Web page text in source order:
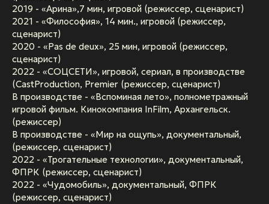
2019 - «Арина»,7 мин, игровой (режиссер, сценарист)
2021 - «Философия», 14 мин., игровой (режиссер,
сценарист)
2020 - «Pas de deux», 25 мин, игровой (режиссер,
сценарист)
2022 - «СОЦСЕТИ», игровой, сериал, в производстве
(CastProduction, Premier (режиссер, сценарист)
В производстве - «Вспоминая лето», полнометражный
игровой фильм. Кинокомпания InFilm, Архангельск.
(режиссер)
В производстве - «Мир на ощупь», документальный,
(режиссер, сценарист)
2022 - «Трогательные технологии», документальный,
ФПРК (режиссер, сценарист)
2022 - «Чудомобиль», документальный, ФПРК
(режиссер, сценарист)